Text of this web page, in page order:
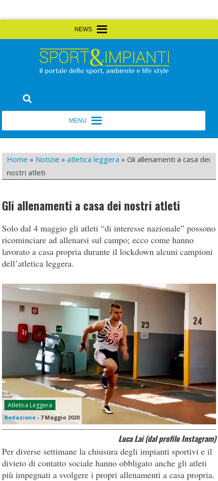
to
Sport&Impianti
Home » Notizie »atletica leggera »Gli allenamenti a casa dei
nostri atleti
Gli allenamenti a casa dei nostri atleti
Solo dal 4 maggio gli atleti “di interesse nazionale” possono
ricominciare ad allenarsi sul campo; ecco come hanno
lavorato a casa propria durante il lockdown alcuni campioni
dell’atletica leggera.
Atletica Leggera
Redazione - 7 Maggio 2020
Luca Lai (dal profilo Instagram)
Per diverse settimane la chiusura degli impianti sportivi e il
divieto di contatto sociale hanno obbligato anche gli atleti
più impegnati a svolgere i propri allenamenti a casa propria.